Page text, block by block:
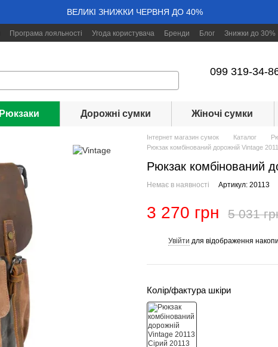
ВЕЛИКІ ЗНИЖКИ ЧЕРВНЯ ДО 40%
Програма лояльності Угода користувача Бренди Блог Знижки до 30%
099 319-34-
Рюкзаки Дорожні сумки Жіночі сумки
Інтернет магазин сумок Каталог
Рюкзак комбінований дорожній Vintage
Рюкзак комбінований
Немає в наявності Артикул: 20113
3 270 грн 5 031
Увійти для відображення
Колір/фактура шкіри